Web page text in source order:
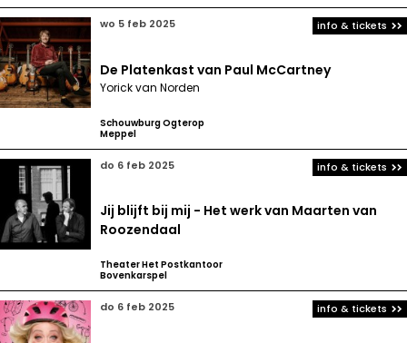
wo 5 feb 2025
De Platenkast van Paul McCartney
Yorick van Norden
Schouwburg Ogterop
Meppel
info & tickets
do 6 feb 2025
Jij blijft bij mij - Het werk van Maarten van
Roozendaal
Theater Het Postkantoor
Bovenkarspel
info & tickets
do 6 feb 2025 info & tickets